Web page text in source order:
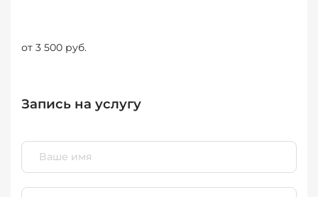
от 3 500 руб.
Запись на услугу